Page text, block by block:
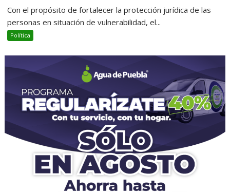
Con el propósito de fortalecer la protección jurídica de las
personas en situación de vulnerabilidad, el...
Política